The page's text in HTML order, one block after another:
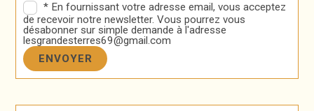
* En fournissant votre adresse email, vous acceptez
de recevoir notre newsletter. Vous pourrez vous
désabonner sur simple demande à l'adresse
lesgrandesterres69@gmail.com